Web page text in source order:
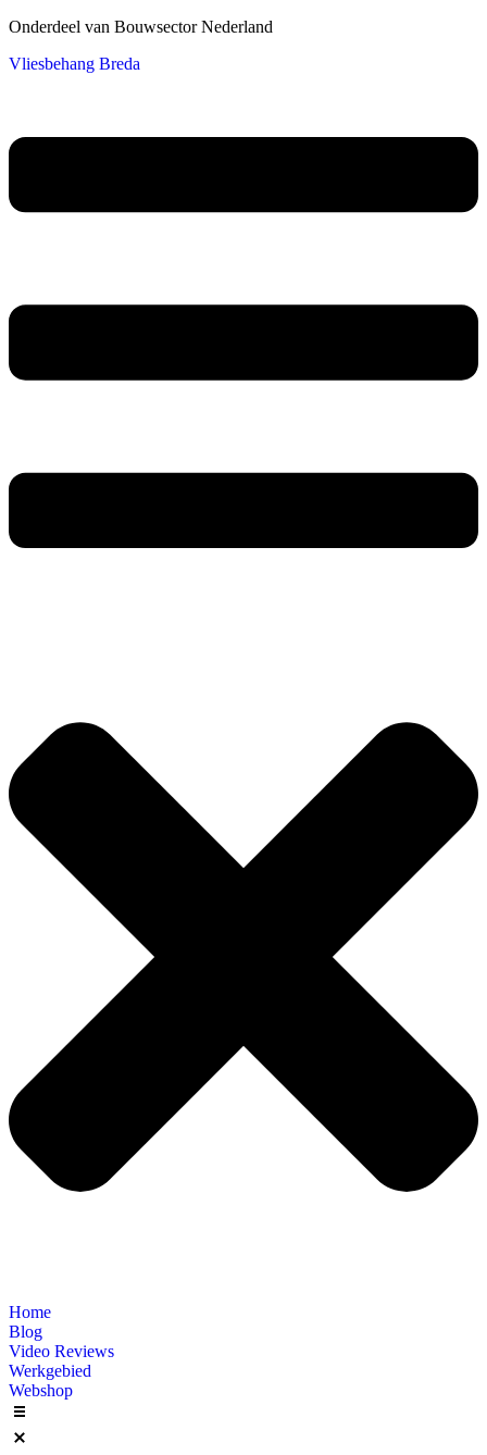
Onderdeel van Bouwsector Nederland
Vliesbehang Breda
Home
Blog
Video Reviews
Werkgebied
Webshop